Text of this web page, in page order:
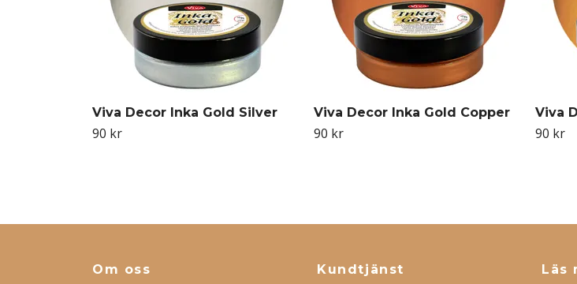
Viva Decor Inka Gold Silver
90 kr
Viva Decor Inka Gold Copper
90 kr
Viva
90 kr
Om oss Kundtjänst Läs